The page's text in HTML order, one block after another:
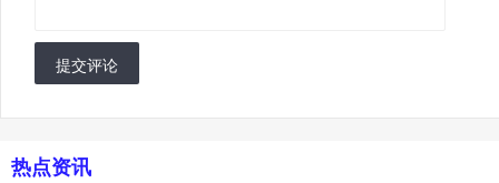
提交评论
热点资讯